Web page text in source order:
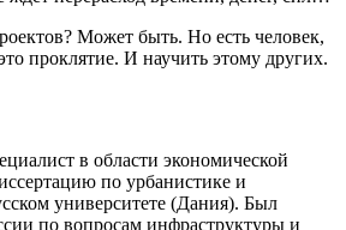
Может быть. Но есть человек,
проклятие. И научить этому других.
в области экономической
по урбанистике и
университете (Дания). Был
по вопросам инфраструктуры и